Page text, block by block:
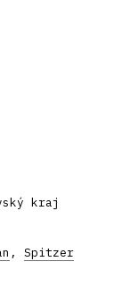
kraj
, Spitzer